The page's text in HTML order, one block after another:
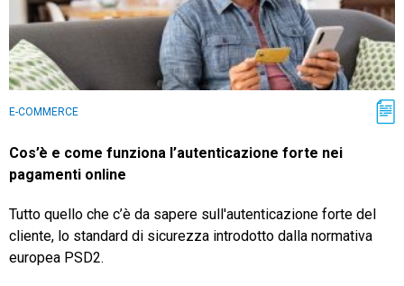
E-COMMERCE
Cos’è e come funziona l’autenticazione forte nei
pagamenti online
Tutto quello che c’è da sapere sull'autenticazione forte del
cliente, lo standard di sicurezza introdotto dalla normativa
europea PSD2.